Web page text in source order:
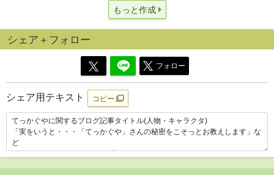
もっと作成
シェア＋フォロー
フォロー
シェア用テキスト コピー